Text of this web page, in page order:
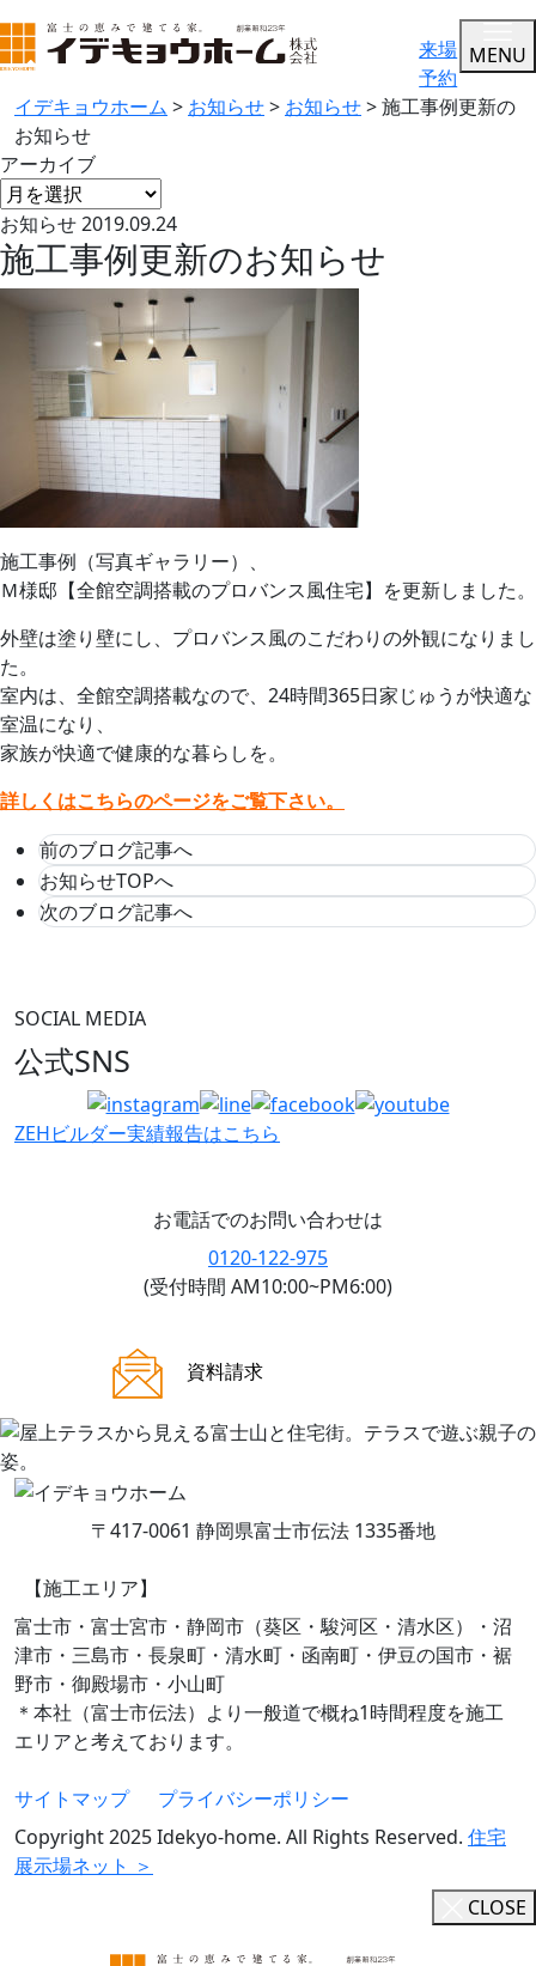
来場
予約
MENU
イデキョウホーム > お知らせ> お知らせ>施工事例更新の
お知らせ
アーカイブ
お知らせ2019.09.24
施工事例更新のお知らせ
施工事例（写真ギャラリー）、
Ｍ様邸【全館空調搭載のプロバンス風住宅】を更新しました。
外壁は塗り壁にし、プロバンス風のこだわりの外観になりまし
た。
室内は、全館空調搭載なので、24時間365日家じゅうが快適な
室温になり、
家族が快適で健康的な暮らしを。
詳しくはこちらのページをご覧下さい。
前のブログ記事へ
お知らせTOPへ
次のブログ記事へ
SOCIAL MEDIA
公式SNS
ZEHビルダー実績報告はこちら
お電話でのお問い合わせは
0120-122-975
(受付時間 AM10:00~PM6:00)
資料請求
〒417-0061 静岡県富士市伝法 1335番地
【施工エリア】
富士市・富士宮市・静岡市（葵区・駿河区・清水区）・沼
津市・三島市・長泉町・清水町・函南町・伊豆の国市・裾
野市・御殿場市・小山町
＊本社（富士市伝法）より一般道で概ね1時間程度を施工
エリアと考えております。
サイトマップ
プライバシーポリシー
Copyright 2025 Idekyo-home. All Rights Reserved. 住宅
展示場ネット ＞
CLOSE